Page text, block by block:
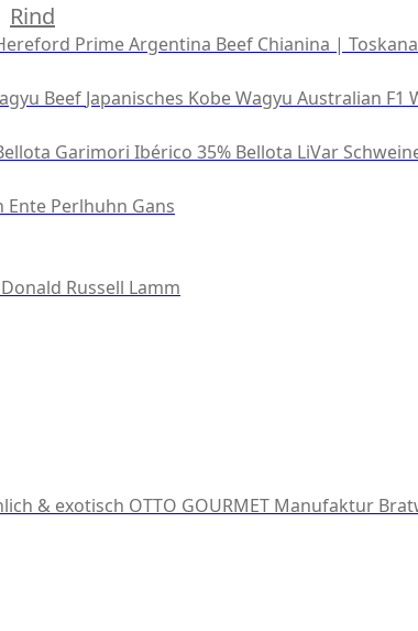
Rind
PrimeArgentina Beef Chianina | Toskana
Beef Japanisches Kobe Wagyu Australian F1
Garimori Ibérico 35% Bellota LiVar
Ente Perlhuhn Gans
Donald Russell Lamm
& exotisch OTTO GOURMET Manufaktur